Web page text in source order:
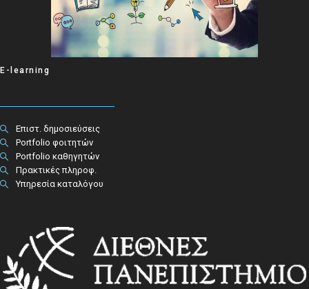
E-learning
Επιστ. δημοσιεύσεις
Portfolio φοιτητών
Portfolio καθηγητών
Πρακτικές πληροφ.​
Υπηρεσία καταλόγου